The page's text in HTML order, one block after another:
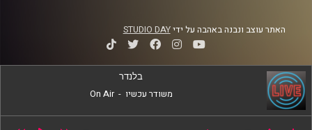
האתר עוצב ונבנה באהבה על ידיSTUDIO DAY
בלנדר
משודר עכשיו -
On Air